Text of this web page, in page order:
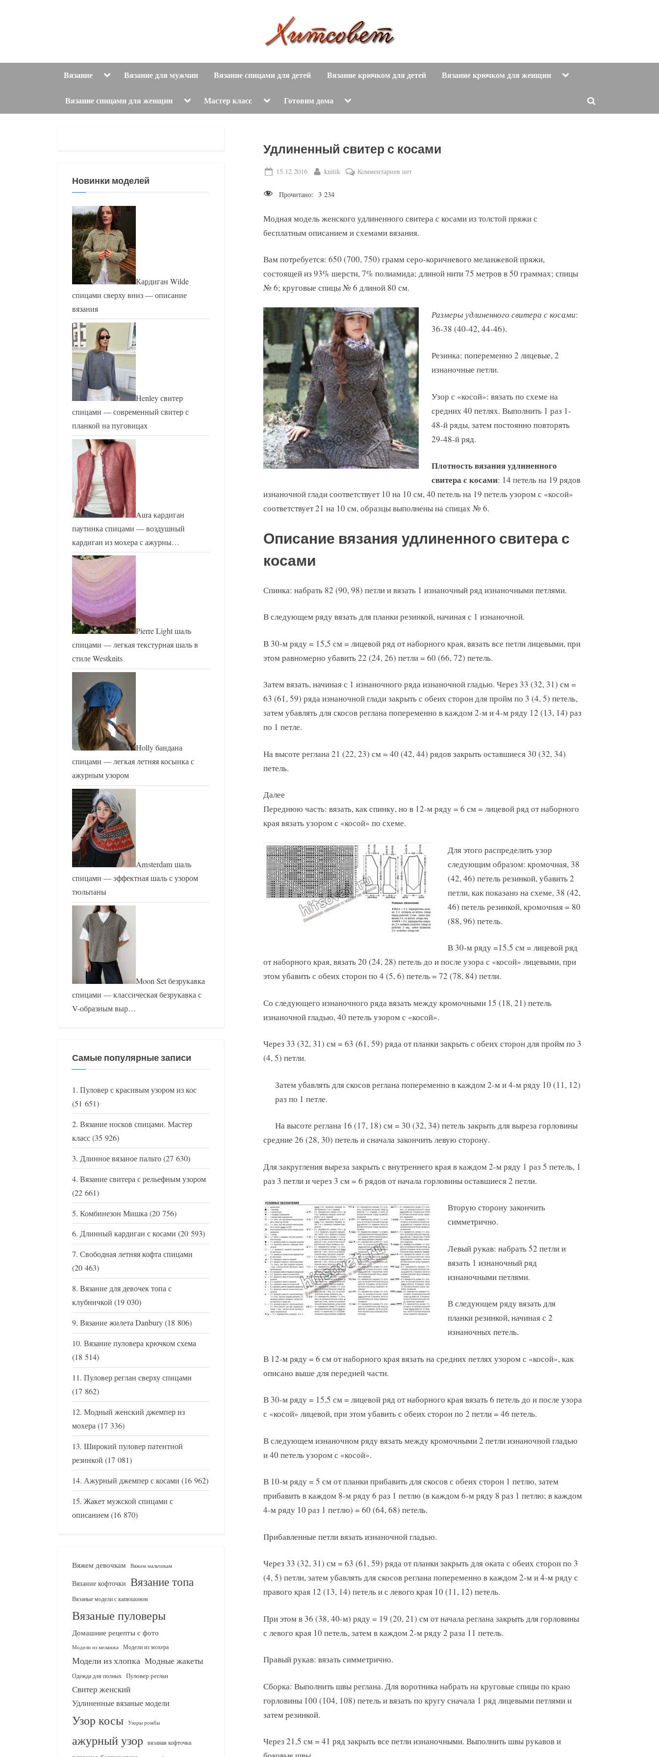
и
т
о
в
е
вязание
с
описанием
и
Вязание ToggleВязание для мужчин Вязание спицами для детей Вязание крючком для детей Вязание крючком для женщин Toggle
Вязание спицами для женщин Toggle
menu
Мастер класс Toggle
menu
Готовим дома Toggle
menu
Toggle
Удлиненный свитер с косами
Posted
15.12.2016 By
knitik Комментариев к
с
косами
нет
Прочитано: 3 234
Модная модель женского удлиненного свитера с косами из толстой пряжи с
бесплатным описанием и схемами вязания.
Вам потребуется: 650 (700, 750) грамм серо-коричневого меланжевой пряжи,
состоящей из 93% шерсти, 7% полиамида; длиной нити 75 метров в 50 граммах; спицы
№ 6; круговые спицы № 6 длиной 80 см.
Размеры удлиненного свитера с косами:
36-38 (40-42, 44-46).
Резинка: попеременно 2 лицевые, 2
изнаночные петли.
Узор с «косой»: вязать по схеме на
средних 40 петлях. Выполнить 1 раз 1-
48-й ряды, затем постоянно повторять
29-48-й ряд.
Плотность вязания удлиненного
свитера с косами: 14 петель на 19 рядов
изнаночной глади соответствует 10 на 10 см, 40 петель на 19 петель узором с «косой»
соответствует 21 на 10 см, образцы выполнены на спицах № 6.
Описание вязания удлиненного свитера с
косами
Спинка: набрать 82 (90, 98) петли и вязать 1 изнаночный ряд изнаночными петлями.
В следующем ряду вязать для планки резинкой, начиная с 1 изнаночной.
В 30-м ряду = 15,5 см = лицевой ряд от наборного края, вязать все петли лицевыми, при
этом равномерно убавить 22 (24, 26) петли = 60 (66, 72) петель.
Затем вязать, начиная с 1 изнаночного ряда изнаночной гладью. Через 33 (32, 31) см =
63 (61, 59) ряда изнаночной глади закрыть с обеих сторон для пройм по 3 (4, 5) петель,
затем убавлять для скосов реглана попеременно в каждом 2-м и 4-м ряду 12 (13, 14) раз
по 1 петле.
На высоте реглана 21 (22, 23) см = 40 (42, 44) рядов закрыть оставшиеся 30 (32, 34)
петель.
Далее
Переднюю часть: вязать, как спинку, но в 12-м ряду = 6 см = лицевой ряд от наборного
края вязать узором с «косой» по схеме.
Для этого распределить узор
следующим образом: кромочная, 38
(42, 46) петель резинкой, убавить 2
петли, как показано на схеме, 38 (42,
46) петель резинкой, кромочная = 80
(88, 96) петель.
В 30-м ряду =15.5 см = лицевой ряд
от наборного края, вязать 20 (24, 28) петель до и после узора с «косой» лицевыми, при
этом убавить с обеих сторон по 4 (5, 6) петель = 72 (78, 84) петли.
Со следующего изнаночного ряда вязать между кромочными 15 (18, 21) петель
изнаночной гладью, 40 петель узором с «косой».
Через 33 (32, 31) см = 63 (61, 59) ряда от планки закрыть с обеих сторон для пройм по 3
(4, 5) петли.
Затем убавлять для скосов реглана попеременно в каждом 2-м и 4-м ряду 10 (11, 12)
раз по 1 петле.
На высоте реглана 16 (17, 18) см = 30 (32, 34) петель закрыть для выреза горловины
средние 26 (28, 30) петель и сначала закончить левую сторону.
Для закругления выреза закрыть с внутреннего края в каждом 2-м ряду 1 раз 5 петель, 1
раз 3 петли и через 3 см = 6 рядов от начала горловины оставшиеся 2 петли.
Вторую сторону закончить
симметрично.
Левый рукав: набрать 52 петли и
вязать 1 изнаночный ряд
изнаночными петлями.
В следующем ряду вязать для
планки резинкой, начиная с 2
изнаночных петель.
В 12-м ряду = 6 см от наборного края вязать на средних петлях узором с «косой», как
описано выше для передней части.
В 30-м ряду = 15,5 см = лицевой ряд от наборного края вязать 6 петель до и после узора
с «косой» лицевой, при этом убавить с обеих сторон по 2 петли = 46 петель.
В следующем изнаночном ряду вязать между кромочными 2 петли изнаночной гладью
и 40 петель узором с «косой».
В 10-м ряду = 5 см от планки прибавить для скосов с обеих сторон 1 петлю, затем
прибавить в каждом 8-м ряду 6 раз 1 петлю (в каждом 6-м ряду 8 раз 1 петлю; в каждом
4-м ряду 10 раз 1 петлю) = 60 (64, 68) петель.
Прибавленные петли вязать изнаночной гладью.
Через 33 (32, 31) см = 63 (61, 59) ряда от планки закрыть для оката с обеих сторон по 3
(4, 5) петли, затем убавлять для скосов реглана попеременно в каждом 2-м и 4-м ряду с
правого края 12 (13, 14) петель и с левого края 10 (11, 12) петель.
При этом в 36 (38, 40-м) ряду = 19 (20, 21) см от начала реглана закрыть для горловины
с левого края 10 петель, затем в каждом 2-м ряду 2 раза 11 петель.
Правый рукав: вязать симметрично.
Сборка: Выполнить швы реглана. Для воротника набрать на круговые спицы по краю
горловины 100 (104, 108) петель и вязать по кругу сначала 1 ряд лицевыми петлями и
затем резинкой.
Через 21,5 см = 41 ряд закрыть все петли изнаночными. Выполнить швы рукавов и
Новинки моделей
Кардиган Wilde
спицами сверху вниз — описание
вязания
Henley свитер
спицами — современный свитер с
планкой на пуговицах
Aura кардиган
паутинка спицами — воздушный
кардиган из мохера с ажурны…
Pierre Light шаль
спицами — легкая текстурная шаль в
стиле Westknits
Holly бандана
спицами — легкая летняя косынка с
ажурным узором
Amsterdam шаль
спицами — эффектная шаль с узором
тюльпаны
Moon Set безрукавка
спицами — классическая безрукавка с
V-образным выр…
Самые популярные записи
Пуловер с красивым узором из кос
(51 651)
Вязание носков спицами. Мастер
класс(35 926)
Длинное вязаное пальто(27 630)
Вязание свитера с рельефным узором
(22 661)
Комбинезон Мишка(20 756)
Длинный кардиган с косами (20 593)
Свободная летняя кофта спицами
(20 463)
Вязание для девочек топа с
клубничкой (19 030)
Вязание жилета Danbury(18 806)
Вязание пуловера крючком схема
(18 514)
Пуловер реглан сверху спицами
(17 862)
Модный женский джемпер из
мохера(17 336)
Широкий пуловер патентной
резинкой (17 081)
Ажурный джемпер с косами (16 962)
Жакет мужской спицами с
описанием(16 870)
Вяжем девочкам Вяжем мальчикам
Вязание кофточки Вязание топа
Вязаные модели с капюшоном
Вязаные пуловеры
Домашние рецепты с фото
Модели из меланжа Модели из мохера
Модели из хлопка Модные жакеты
Одежда для полных Пуловер реглан
Свитер женский
Удлиненные вязаные модели
Узор косы Узоры ромбы
ажурный узор вязаная кофточка